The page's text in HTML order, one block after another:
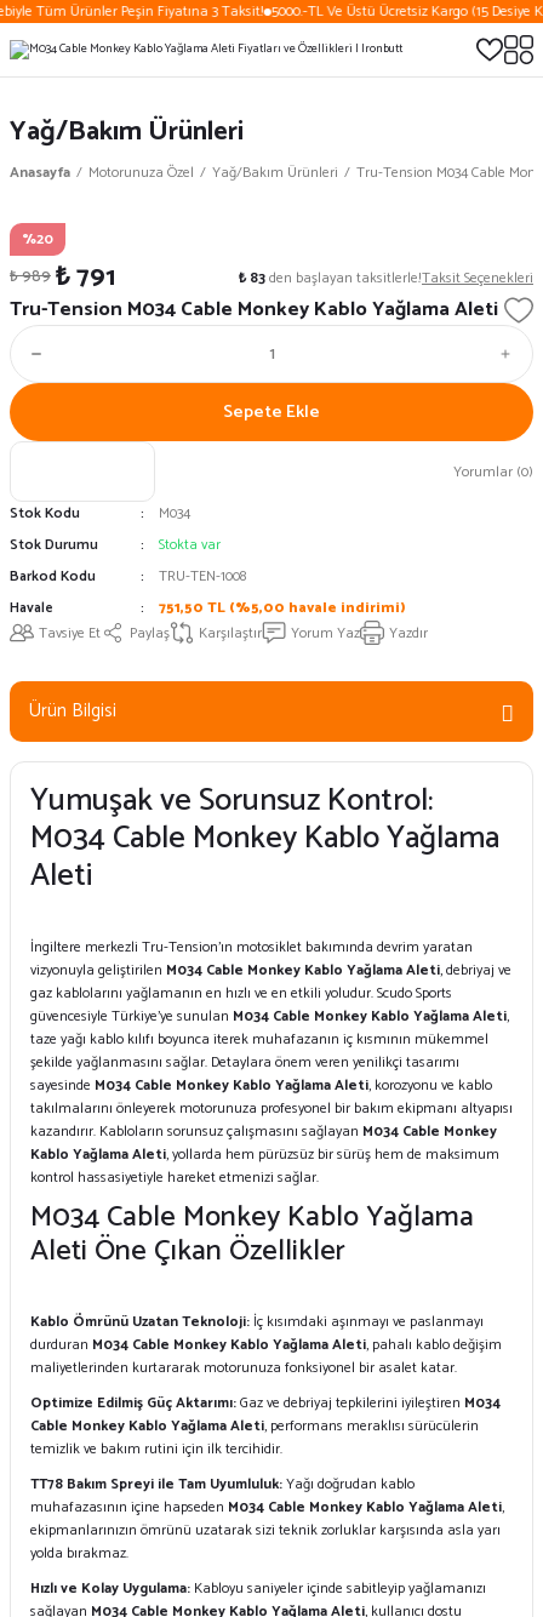
Tüm Ürünler Peşin Fiyatına 3 Taksit! 5000.-TL Ve Üstü Ücretsiz Kargo (15 Desiye
Yağ/Bakım Ürünleri
Anasayfa Motorunuza Özel Yağ/Bakım Ürünleri Tru-Tension M034 Cable
%20
Yorumlar (0)
Tru-Tension M034 Cable Monkey Kablo Yağlama Aleti
₺ 989₺ 791 ₺ 83den başlayan taksitlerle!Taksit Seçenekleri
Stok Kodu
M034
Stok Durumu
Stokta var
Barkod Kodu
TRU-TEN-1008
Havale
751,50 TL (%5,00 havale indirimi)
Sepete Ekle
Tavsiye Et Paylaş Karşılaştır Yorum Yaz Yazdır
Ürün Bilgisi
Yumuşak ve Sorunsuz Kontrol:
M034 Cable Monkey Kablo Yağlama
Aleti
İngiltere merkezli Tru-Tension’ın motosiklet bakımında devrim yaratan
vizyonuyla geliştirilen M034 Cable Monkey Kablo Yağlama Aleti, debriyaj ve
gaz kablolarını yağlamanın en hızlı ve en etkili yoludur. Scudo Sports
güvencesiyle Türkiye’ye sunulan M034 Cable Monkey Kablo Yağlama Aleti,
taze yağı kablo kılıfı boyunca iterek muhafazanın iç kısmının mükemmel
şekilde yağlanmasını sağlar. Detaylara önem veren yenilikçi tasarımı
sayesinde M034 Cable Monkey Kablo Yağlama Aleti, korozyonu ve kablo
takılmalarını önleyerek motorunuza profesyonel bir bakım ekipmanı altyapısı
kazandırır. Kabloların sorunsuz çalışmasını sağlayan M034 Cable Monkey
Kablo Yağlama Aleti, yollarda hem pürüzsüz bir sürüş hem de maksimum
kontrol hassasiyetiyle hareket etmenizi sağlar.
M034 Cable Monkey Kablo Yağlama
Aleti Öne Çıkan Özellikler
Kablo Ömrünü Uzatan Teknoloji: İç kısımdaki aşınmayı ve paslanmayı
durduran M034 Cable Monkey Kablo Yağlama Aleti, pahalı kablo değişim
maliyetlerinden kurtararak motorunuza fonksiyonel bir asalet katar.
Optimize Edilmiş Güç Aktarımı:Gaz ve debriyaj tepkilerini iyileştiren M034
Cable Monkey Kablo Yağlama Aleti, performans meraklısı sürücülerin
temizlik ve bakım rutini için ilk tercihidir.
TT78 Bakım Spreyi ile Tam Uyumluluk:Yağı doğrudan kablo
muhafazasının içine hapseden M034 Cable Monkey Kablo Yağlama Aleti,
ekipmanlarınızın ömrünü uzatarak sizi teknik zorluklar karşısında asla yarı
yolda bırakmaz.
Hızlı ve Kolay Uygulama: Kabloyu saniyeler içinde sabitleyip yağlamanızı
sağlayan M034 Cable Monkey Kablo Yağlama Aleti, kullanıcı dostu